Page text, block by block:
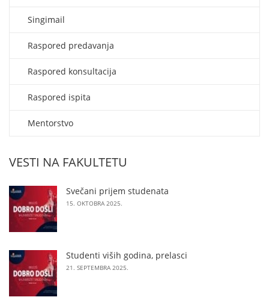
Singimail
Raspored predavanja
Raspored konsultacija
Raspored ispita
Mentorstvo
VESTI NA FAKULTETU
Svečani prijem studenata
15. OKTOBRA 2025.
Studenti viših godina, prelasci
21. SEPTEMBRA 2025.